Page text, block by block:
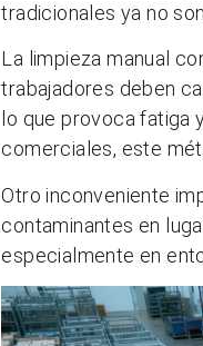
tradicionales ya no
La limpieza manual
trabajadores deben
lo que provoca fatiga
comerciales, este
Otro inconveniente
contaminantes en
especialmente en